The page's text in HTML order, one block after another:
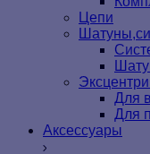
Цепи
Для
Для
Аксессуары